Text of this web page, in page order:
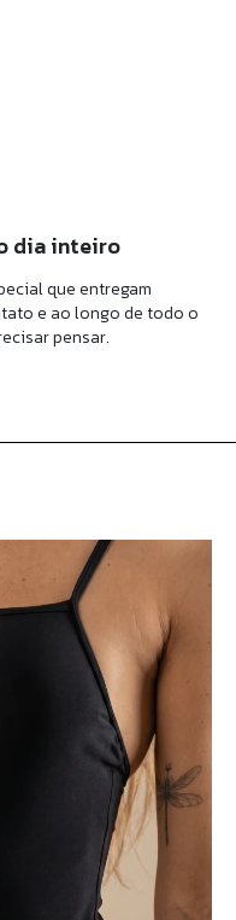
dia inteiro
que entregam
e ao longo de todo o
pensar.